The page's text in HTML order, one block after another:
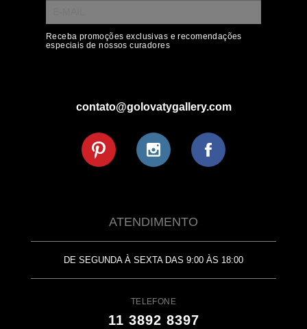
Receba promoções exclusivas e recomendações
especiais de nossos curadores
contato@golovatygallery.com
ATENDIMENTO
DE SEGUNDA À SEXTA DAS 9:00 ÀS 18:00
TELEFONE
11 3892 8397